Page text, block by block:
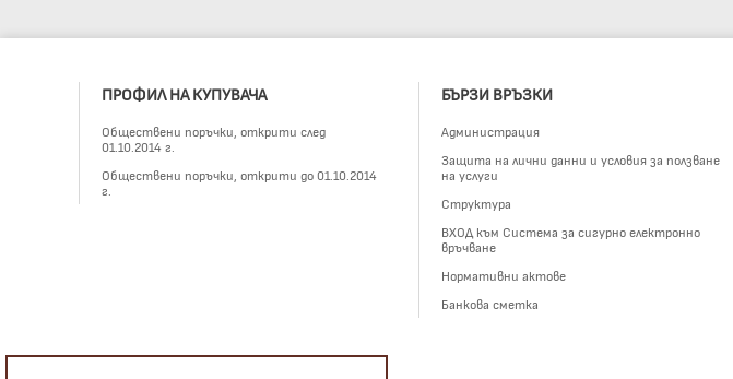
ПРОФИЛ НА КУПУВАЧА
Обществени поръчки, открити след
01.10.2014 г.
Обществени поръчки, открити до 01.10.2014
г.
БЪРЗИ ВРЪЗКИ
Администрация
Защита на лични данни и условия за ползване
на услуги
Структура
ВХОД към Система за сигурно електронно
връчване
Нормативни актове
Банкова сметка